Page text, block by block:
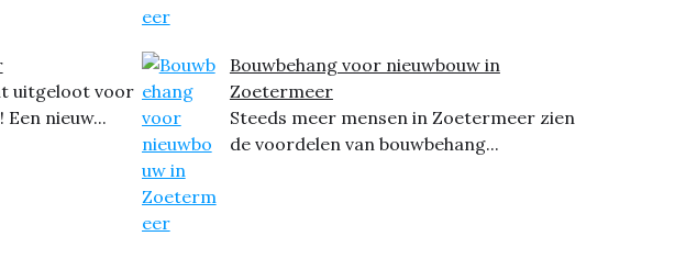
uitgeloot voor
nieuw...
Bouwbehang voor nieuwbouw in
Zoetermeer
Steeds meer mensen in Zoetermeer zien
de voordelen van bouwbehang...